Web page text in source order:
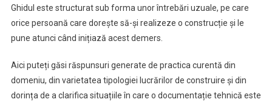
Ghidul este structurat sub forma unor întrebări uzuale, pe care
orice persoană care dorește să-și realizeze o construcție și le
pune atunci când inițiază acest demers.
Aici puteți găsi răspunsuri generate de practica curentă din
domeniu, din varietatea tipologiei lucrărilor de construire și din
dorința de a clarifica situațiile în care o documentație tehnică este